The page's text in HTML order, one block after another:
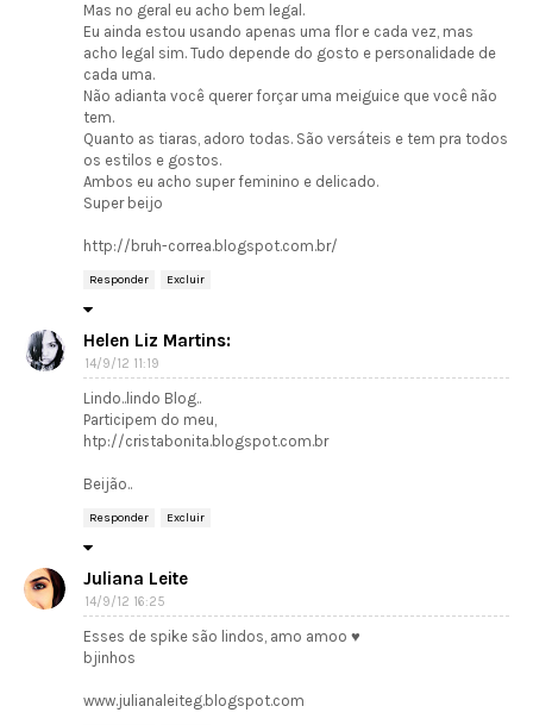
Mas no geral eu acho bem legal.
Eu ainda estou usando apenas uma flor e cada vez, mas
acho legal sim. Tudo depende do gosto e personalidade de
cada uma.
Não adianta você querer forçar uma meiguice que você não
tem.
Quanto as tiaras, adoro todas. São versáteis e tem pra todos
os estilos e gostos.
Ambos eu acho super feminino e delicado.
Super beijo
http://bruh-correa.blogspot.com.br/
Responder Excluir
Helen Liz Martins:
14/9/12 11:19
Lindo..lindo Blog..
Participem do meu,
htp://cristabonita.blogspot.com.br
Beijão..
Responder Excluir
Juliana Leite
14/9/12 16:25
Esses de spike são lindos, amo amoo ♥
bjinhos
www.julianaleiteg.blogspot.com